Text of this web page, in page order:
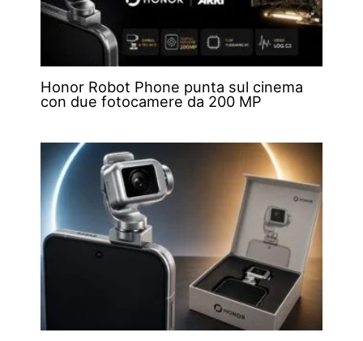
Honor Robot Phone punta sul cinema
con due fotocamere da 200 MP